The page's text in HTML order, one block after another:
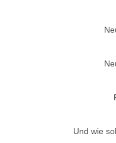
Und wie